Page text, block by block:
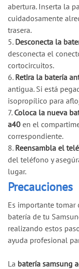
abertura. Inserta la
cuidadosamente
trasera.
5. Desconecta la
desconecta el
cortocircuitos.
6. Retira la batería
antigua. Si está
isopropílico para
7. Coloca la nueva
a40 en el
correspondiente.
8. Reensambla el
del teléfono y
lugar.
Precauciones
Es importante tomar
batería de tu
realizando estos
ayuda profesional
La batería samsung